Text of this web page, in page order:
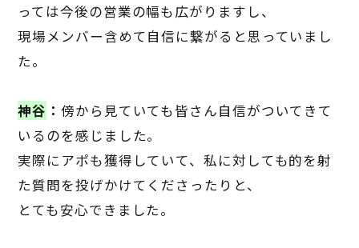
っては今後の営業の幅も広がりますし、
現場メンバー含めて自信に繋がると思っていまし
た。
神谷 ：傍から見ていても皆さん自信がついてきて
いるのを感じました。
実際にアポも獲得していて、私に対しても的を射
た質問を投げかけてくださったりと、
とても安心できました。